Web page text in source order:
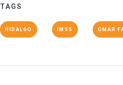
TAGS
HIDALGO IMSS OMAR